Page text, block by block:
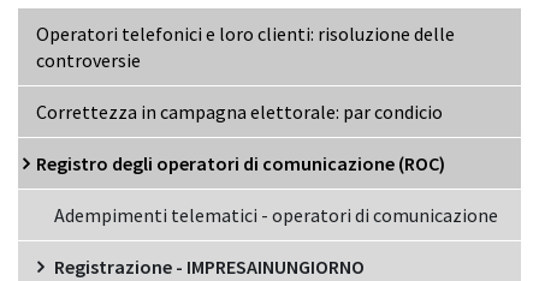
Operatori telefonici e loro clienti: risoluzione delle
controversie
Correttezza in campagna elettorale: par condicio
Registro degli operatori di comunicazione (ROC)
Adempimenti telematici - operatori di comunicazione
Registrazione - IMPRESAINUNGIORNO